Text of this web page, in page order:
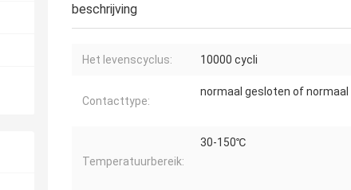
beschrijving
Het levenscyclus: 10000 cycli
Contacttype:
normaal gesloten of normaal
Temperatuurbereik:
30-150℃